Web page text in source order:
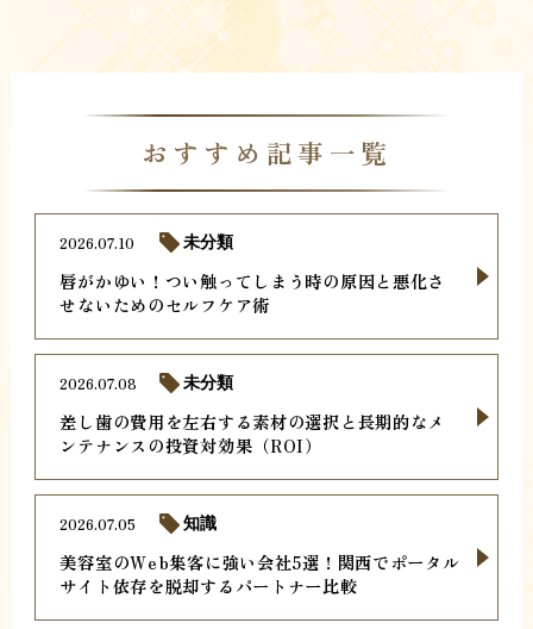
おすすめ記事一覧
唇がかゆい！つい触ってしまう時の原因と悪化さ
せないためのセルフケア術
2026.07.10 未分類
差し歯の費用を左右する素材の選択と長期的なメ
ンテナンスの投資対効果（ROI）
2026.07.08 未分類
美容室のWeb集客に強い会社5選！関西でポータル
サイト依存を脱却するパートナー比較
2026.07.05 知識